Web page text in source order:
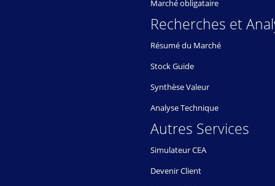
Marché obligataire
Recherches et
Résumé du Marché
Stock Guide
Synthèse Valeur
Analyse Technique
Autres Services
Simulateur CEA
Devenir Client